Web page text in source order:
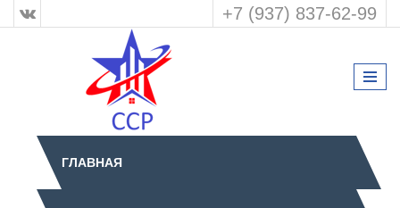
+7 (937) 837-62-99
ГЛАВНАЯ